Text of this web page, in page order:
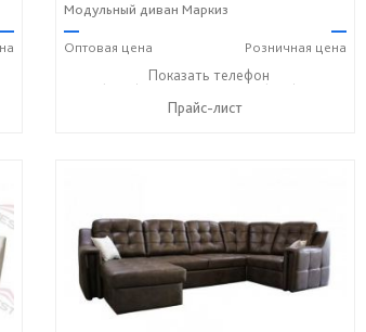
—
93
Модульный диван Маркиз
—
Оптовая цена
—
Розничная цена
+7 (3812) 90-27-89 ☎+7 (800) 600-72-93
Показать телефон
Прайс-лист